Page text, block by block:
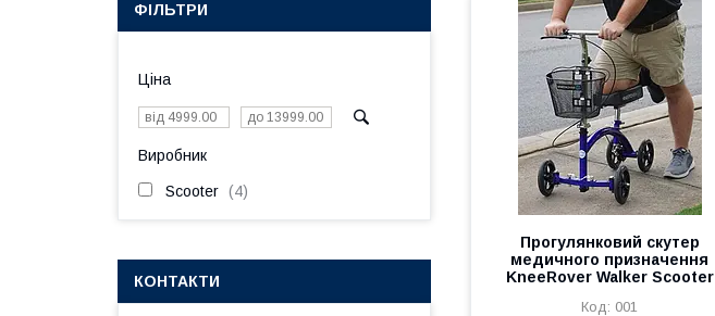
Прогулянковий скутер
медичного призначення
KneeRover Walker Scooter
001
ФІЛЬТРИ
Ціна
Виробник
Scooter 4
КОНТАКТИ